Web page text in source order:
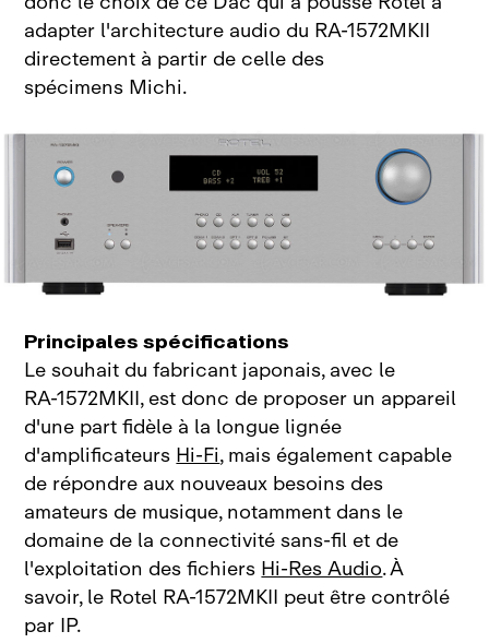
adapter l'architecture audio du RA‑1572MKII
directement à partir de celle des
spécimens Michi.
Principales spécifications
Le souhait du fabricant japonais, avec le
RA‑1572MKII, est donc de proposer un appareil
d'une part fidèle à la longue lignée
d'amplificateursHi‑Fi, mais également capable
de répondre aux nouveaux besoins des
amateurs de musique, notamment dans le
domaine de la connectivité sans‑fil et de
l'exploitation des fichiersHi‑Res Audio. À
savoir, le Rotel RA‑1572MKII peut être contrôlé
par IP.